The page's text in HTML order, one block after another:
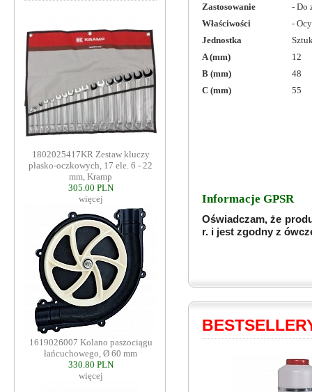
1802025417KR Zestaw kluczy
płasko-oczkowych, 17 ele. 6 - 22
mm, Kramp
305.00 PLN
więcej
1619026007 Kolano paszociągu
łańcuchowego, Ø 60 mm
330.80 PLN
więcej
Zastosowanie
- Do
Właściwości
-
Jednostka
A (mm)
12
B (mm)
48
C (mm)
55
Informacje GPSR
Oświadczam, że
r. i jest zgodny z